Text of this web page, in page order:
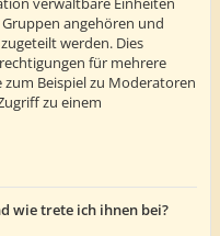
angehören und
werden. Dies
für mehrere
Beispiel zu Moderatoren
zu einem
wie trete ich ihnen bei?